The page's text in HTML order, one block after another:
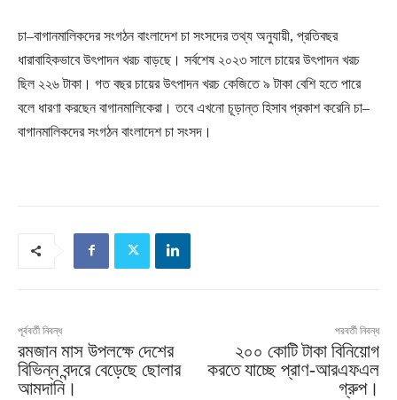
চা–বাগানমালিকদের সংগঠন বাংলাদেশ চা সংসদের তথ্য অনুযায়ী, প্রতিবছর
ধারাবাহিকভাবে উৎপাদন খরচ বাড়ছে। সর্বশেষ ২০২৩ সালে চায়ের উৎপাদন খরচ
ছিল ২২৬ টাকা। গত বছর চায়ের উৎপাদন খরচ কেজিতে ৯ টাকা বেশি হতে পারে
বলে ধারণা করছেন বাগানমালিকেরা। তবে এখনো চূড়ান্ত হিসাব প্রকাশ করেনি চা–
বাগানমালিকদের সংগঠন বাংলাদেশ চা সংসদ।
পূর্ববর্তী নিবন্ধ
রমজান মাস উপলক্ষে দেশের
বিভিন্ন বন্দরে বেড়েছে ছোলার
আমদানি।
পরবর্তী নিবন্ধ
২০০ কোটি টাকা বিনিয়োগ
করতে যাচ্ছে প্রাণ-আরএফএল
গ্রুপ।